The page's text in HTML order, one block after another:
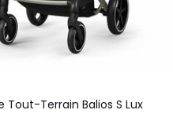
Tout-Terrain Balios S Lux